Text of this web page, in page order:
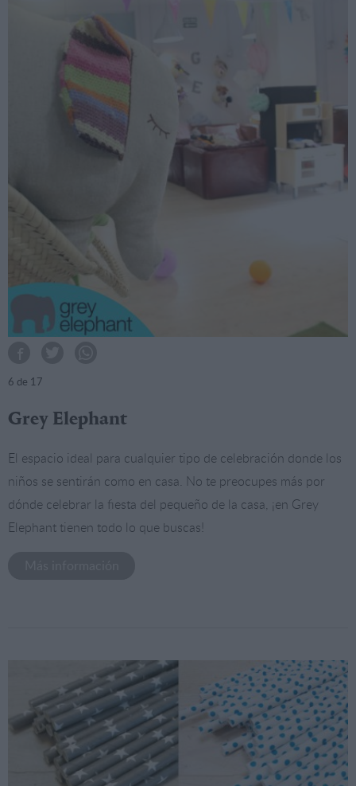
6 de 17
Grey Elephant
El espacio ideal para cualquier tipo de celebración donde los
niños se sentirán como en casa. No te preocupes más por
dónde celebrar la fiesta del pequeño de la casa, ¡en Grey
Elephant tienen todo lo que buscas!